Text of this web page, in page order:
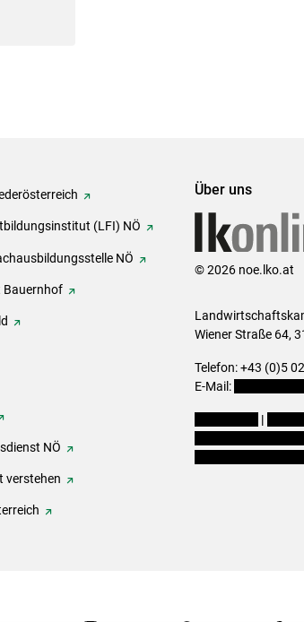
(LFI) NÖ
NÖ
Bauernhof
NÖ
verstehen
Über uns
© 2026 noe.lko.at
Wiener Straße 64,
Telefon: +43 (0)5
E-Mail:
|